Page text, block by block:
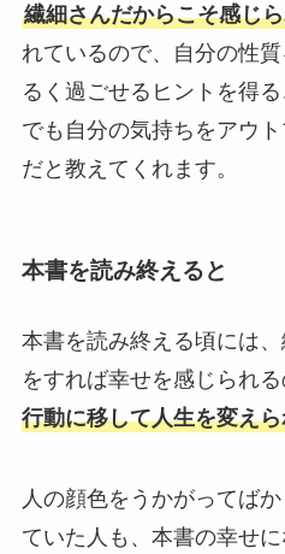
繊細さんだからこそ感じ
れているので、自分の性
るく過ごせるヒントを得
でも自分の気持ちをアウ
だと教えてくれます。
本書を読み終えると
本書を読み終える頃には
をすれば幸せを感じられる
行動に移して人生を変え
人の顔色をうかがってば
ていた人も、本書の幸せ